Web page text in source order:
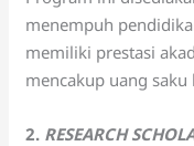
menempuh
memiliki prestasi
mencakup uang saku
2. RESEARCH